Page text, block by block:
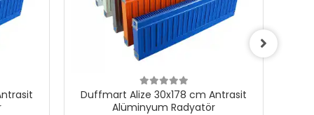
Duffmart Alize 30x178 cm Antrasit
Alüminyum Radyatör